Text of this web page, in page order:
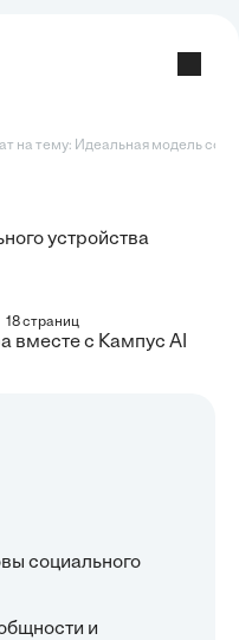
на тему: Идеальная модель
устройства
18 страниц
вместе с Кампус AI
социального
и